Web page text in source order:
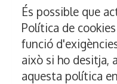
És possible que
Política de
funció
això si ho desitja,
aquesta política